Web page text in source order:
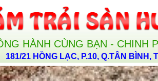
HÀNH CÙNG BẠN - CHINH
181/21 HỒNG LẠC, P.10, Q.TÂN BÌNH,